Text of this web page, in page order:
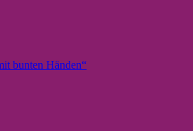
bunten Händen“